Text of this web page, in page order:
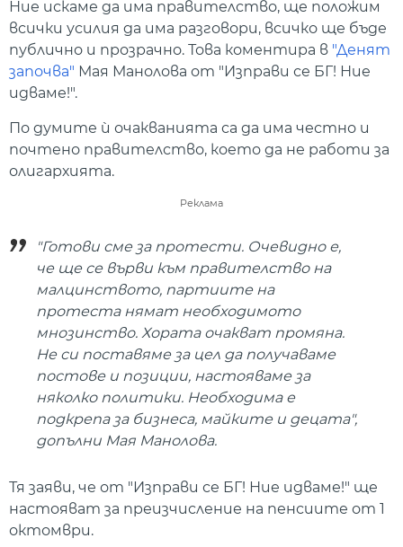
Ние искаме да има правителство, ще положим
всички усилия да има разговори, всичко ще бъде
публично и прозрачно. Това коментира в "Денят
започва" Мая Манолова от "Изправи се БГ! Ние
идваме!".
По думите ѝ очакванията са да има честно и
почтено правителство, което да не работи за
олигархията.
Реклама
"Готови сме за протести. Очевидно е,
че ще се върви към правителство на
малцинството, партиите на
протеста нямат необходимото
мнозинство. Хората очакват промяна.
Не си поставяме за цел да получаваме
постове и позиции, настояваме за
няколко политики. Необходима е
подкрепа за бизнеса, майките и децата",
допълни Мая Манолова.
Тя заяви, че от "Изправи се БГ! Ние идваме!" ще
настояват за преизчисление на пенсиите от 1
октомври.